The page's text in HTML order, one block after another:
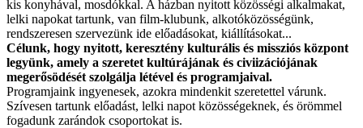
kis konyhával, mosdókkal. A házban nyitott közösségi alkalmakat,
lelki napokat tartunk, van film-klubunk, alkotóközösségünk,
rendszeresen szervezünk ide előadásokat, kiállításokat...
Célunk, hogy nyitott, keresztény kulturális és missziós központ
legyünk, amely a szeretet kultúrájának és civiizációjának
megerősödését szolgálja létével és programjaival.
Programjaink ingyenesek, azokra mindenkit szeretettel várunk.
Szívesen tartunk előadást, lelki napot közösségeknek, és örömmel
fogadunk zarándok csoportokat is.